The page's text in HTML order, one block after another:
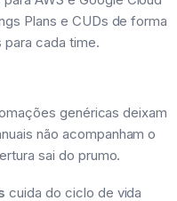
Plans e CUDs de forma
para cada time.
genéricas deixam
não acompanham o
sai do prumo.
cuida do ciclo de vida